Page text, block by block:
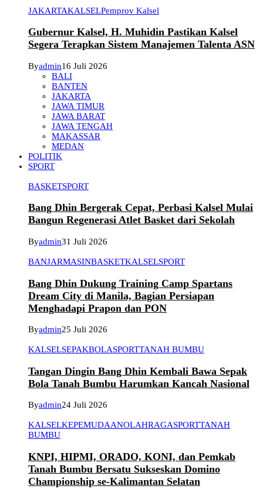
JAKARTAKALSELPemprov Kalsel
Gubernur Kalsel, H. Muhidin Pastikan Kalsel
Segera Terapkan Sistem Manajemen Talenta ASN
Byadmin16 Juli 2026
BALI
BANTEN
JAKARTA
JAWA TIMUR
JAWA BARAT
JAWA TENGAH
MAKASSAR
MEDAN
POLITIK
SPORT
BASKETSPORT
Bang Dhin Bergerak Cepat, Perbasi Kalsel Mulai
Bangun Regenerasi Atlet Basket dari Sekolah
Byadmin31 Juli 2026
BANJARMASINBASKETKALSELSPORT
Bang Dhin Dukung Training Camp Spartans
Dream City di Manila, Bagian Persiapan
Menghadapi Prapon dan PON
Byadmin25 Juli 2026
KALSELSEPAKBOLASPORTTANAH BUMBU
Tangan Dingin Bang Dhin Kembali Bawa Sepak
Bola Tanah Bumbu Harumkan Kancah Nasional
Byadmin24 Juli 2026
KALSELKEPEMUDAANOLAHRAGASPORTTANAH
BUMBU
KNPI, HIPMI, ORADO, KONI, dan Pemkab
Tanah Bumbu Bersatu Sukseskan Domino
Championship se-Kalimantan Selatan